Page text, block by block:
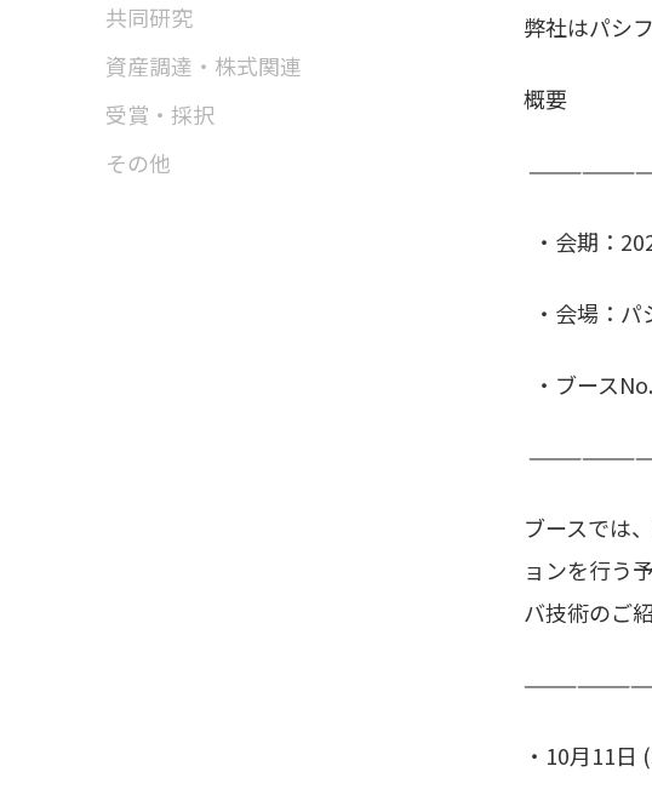
弊社はパシ
概要
・会期：
・会場：
・ブース
ブースでは
ョンを行う
バ技術のご
・10月11日
共同研究
資産調達・株式関連
受賞・採択
その他